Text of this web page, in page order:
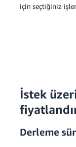
için seçtiğiniz
İstek
Derleme